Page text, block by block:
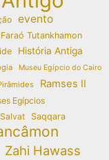
evento
Faraó Tutankhamon
História Antiga
Museu Egípcio do Cairo
Ramses II
Egípcios
Saqqara
Zahi Hawass